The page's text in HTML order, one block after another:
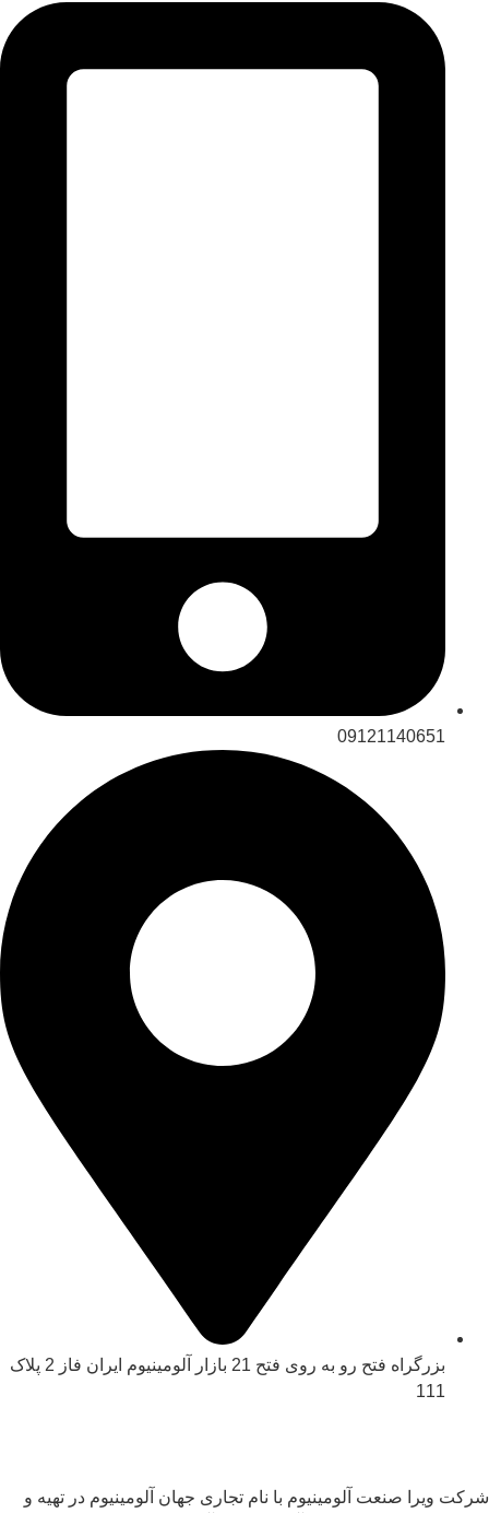
09121140651
بزرگراه فتح رو به روی فتح 21 بازار آلومینیوم ایران فاز 2 پلاک
111
شرکت ویرا صنعت آلومینیوم با نام تجاری جهان آلومینیوم در تهیه و